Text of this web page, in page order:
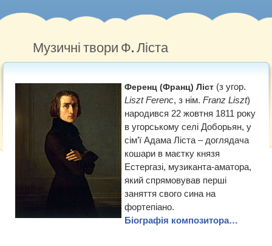
Головна
Нотна грамота
Методичні роботи
Музичний словник
Рекомендуємо
Музичні твори Ф. Ліста
Ференц (Франц) Ліст (з угор.
Liszt Ferenc, з нім. Franz Liszt)
народився 22 жовтня 1811 року
в угорському селі Доборьян, у
сім’ї Адама Ліста – доглядача
кошари в маєтку князя
Естергазі, музиканта-аматора,
який спрямовував перші
заняття свого сина на
фортепіано.
Біографія композитора…